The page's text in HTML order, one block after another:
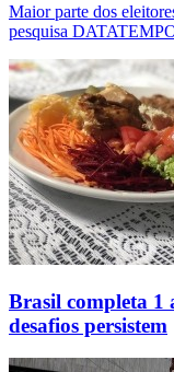
Maior parte dos
pesquisa
Brasil completa 1
desafios persistem